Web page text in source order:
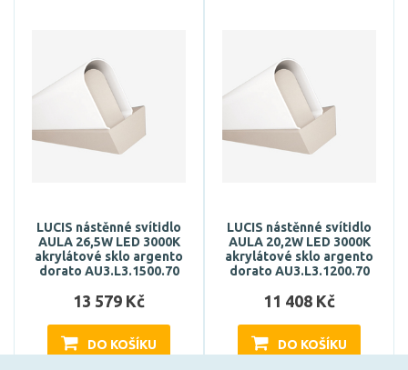
LUCIS nástěnné svítidlo
AULA 26,5W LED 3000K
akrylátové sklo argento
dorato AU3.L3.1500.70
13 579 Kč
DO KOŠÍKU
LUCIS nástěnné svítidlo
AULA 20,2W LED 3000K
akrylátové sklo argento
dorato AU3.L3.1200.70
11 408 Kč
DO KOŠÍKU